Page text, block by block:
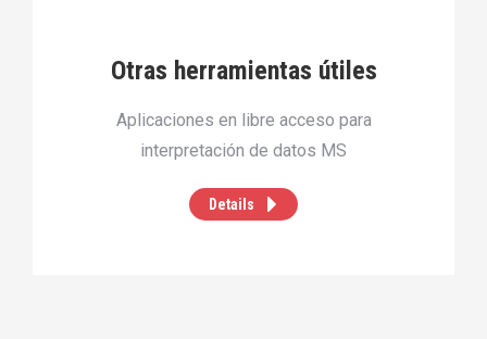
Otras herramientas útiles
Aplicaciones en libre acceso para
interpretación de datos MS
Details